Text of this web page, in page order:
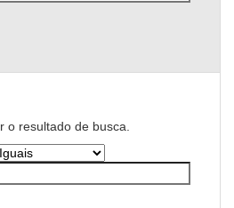
o resultado de busca.